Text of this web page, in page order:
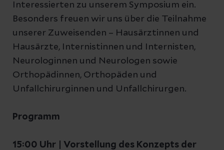
Interessierten zu unserem Symposium ein.
Besonders freuen wir uns über die Teilnahme
unserer Zuweisenden – Hausärztinnen und
Hausärzte, Internistinnen und Internisten,
Neurologinnen und Neurologen sowie
Orthopädinnen, Orthopäden und
Unfallchirurginnen und Unfallchirurgen.
Programm
15:00 Uhr
Vorstellung des Konzepts der